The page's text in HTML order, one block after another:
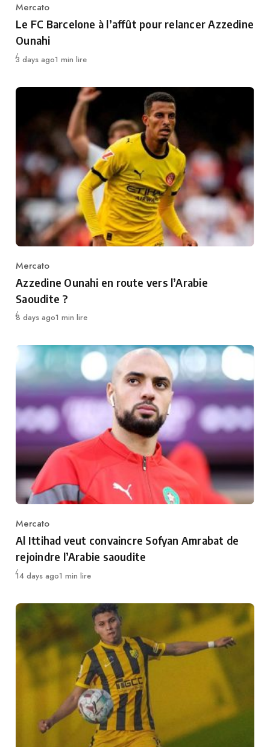
Category
Mercato
Le FC Barcelone à l’affût pour relancer Azzedine
Ounahi
Publié
3 days ago1 min lire
Category
Mercato
Azzedine Ounahi en route vers l’Arabie
Saoudite ?
Publié
8 days ago1 min lire
Category
Mercato
Al Ittihad veut convaincre Sofyan Amrabat de
rejoindre l’Arabie saoudite
Publié
14 days ago1 min lire